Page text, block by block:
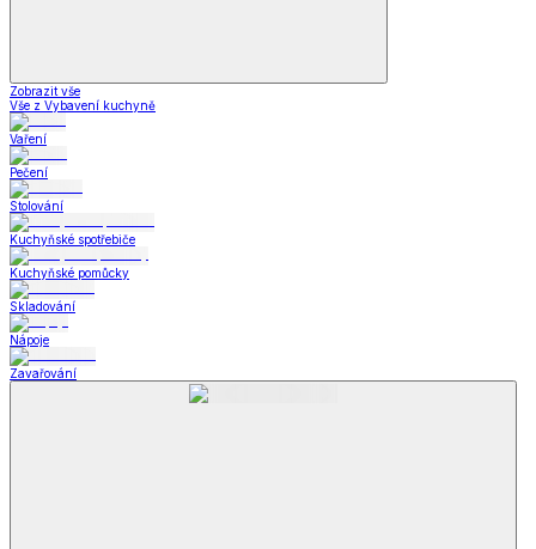
Zobrazit vše
Vše z Vybavení kuchyně
Vaření
Pečení
Stolování
Kuchyňské spotřebiče
Kuchyňské pomůcky
Skladování
Nápoje
Zavařování